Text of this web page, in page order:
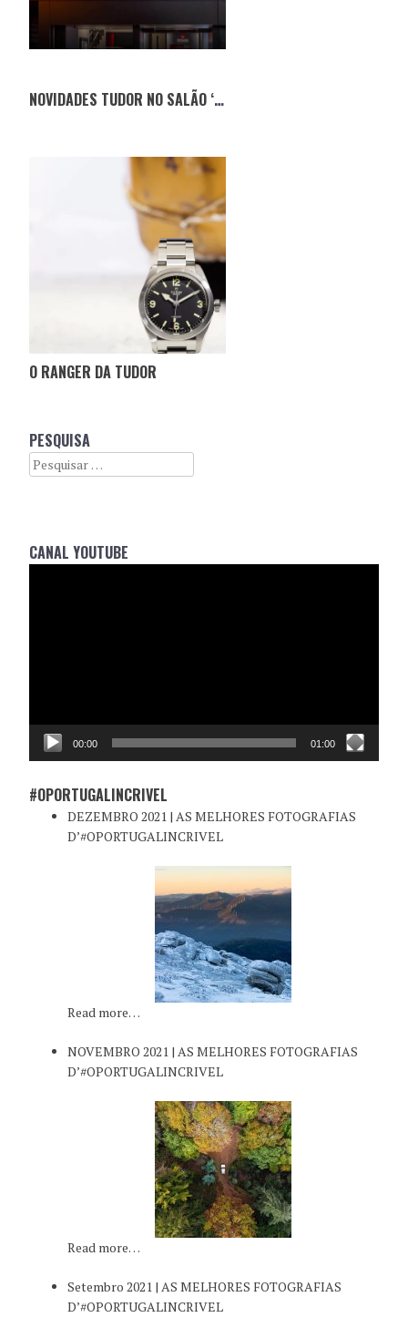
NOVIDADES TUDOR NO SALÃO ‘WATCHES AND WONDERS’
O RANGER DA TUDOR
PESQUISA
Search
CANAL YOUTUBE
00:00 01:00
#OPORTUGALINCRIVEL
DEZEMBRO 2021 | AS MELHORES FOTOGRAFIAS
D’#OPORTUGALINCRIVEL
Read more…
NOVEMBRO 2021 | AS MELHORES FOTOGRAFIAS
D’#OPORTUGALINCRIVEL
Read more…
Setembro 2021 | AS MELHORES FOTOGRAFIAS
D’#OPORTUGALINCRIVEL